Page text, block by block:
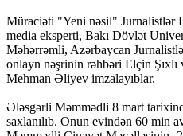
Müraciəti "Yeni nəsil"
media eksperti, Bakı Dövlət
Məhərrəmli, Azərbaycan
onlayn nəşrinin rəhbəri Elçin
Mehman Əliyev imzalayıblar.
Ələsgərli Məmmədli 8 mart
saxlanılıb. Onun evindən 60 min